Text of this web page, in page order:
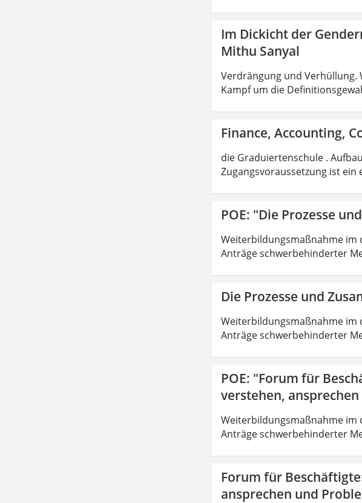
Im Dickicht der
Mithu Sanyal
Verdrängung und Verhüllung.
Kampf um die
Finance, Accounting,
die Graduiertenschule .
Zugangsvoraussetzung ist ein
POE: "Die Prozesse
Weiterbildungsmaßnahme im
Anträge schwerbehinderter
Die Prozesse und
Weiterbildungsmaßnahme im
Anträge schwerbehinderter
POE: "Forum für
verstehen,
Weiterbildungsmaßnahme im
Anträge schwerbehinderter
Forum für
ansprechen und